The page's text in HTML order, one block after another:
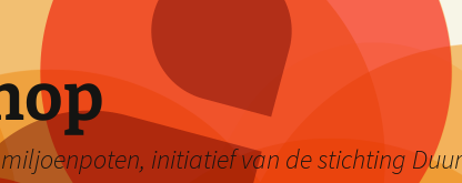
initiatief van de stichting